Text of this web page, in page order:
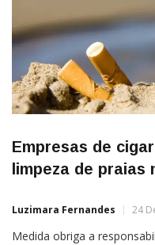
Empresas de
limpeza de praias
Luzimara Fernandes 24
Medida obriga a